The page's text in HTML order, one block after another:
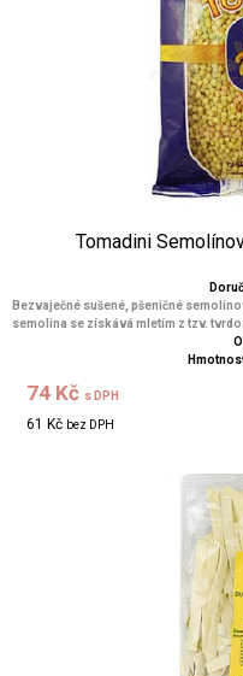
Tomadini
Bezvaječné sušené, pšeničné
semolina se získává mletím z tzv.
74 Kč s DPH
61 Kč bez DPH